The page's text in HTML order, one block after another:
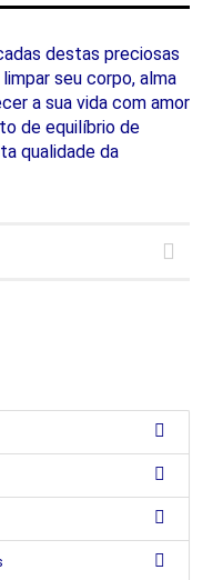
destas preciosas
seu corpo, alma
a sua vida com amor
de equilíbrio de
qualidade da